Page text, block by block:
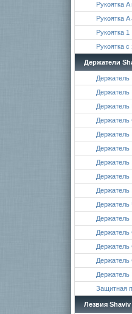
Рукоятка A
Рукоятка
Рукоятка 1
Рукоятка
Держатели
Держатель
Держатель
Держатель
Держатель
Держатель
Держатель
Держатель
Держатель
Держатель
Держатель
Держатель L
Держатель
Держатель
Держатель
Держатель
Защитная
Лезвия Shaviv